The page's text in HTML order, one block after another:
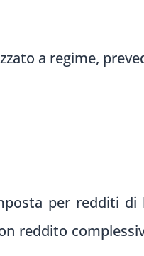
a regime,
per redditi di
reddito